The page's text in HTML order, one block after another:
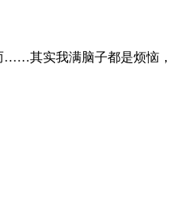
……其实我满脑子都是烦恼，